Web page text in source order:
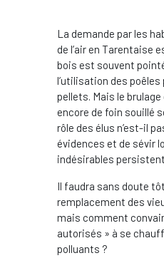
La demande par les
de l’air en Tarentaise
bois est souvent
l’utilisation des
pellets. Mais le
encore de foin souillé
rôle des élus n’est-il
évidences et de sévir
indésirables
Il faudra sans doute
remplacement des
mais comment
autorisés » à se
polluants ?